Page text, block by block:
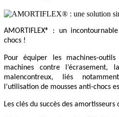
AMORTIFLEX® : un
chocs !
Pour équiper les machines-
machines contre
malencontreux, liés
l’utilisation de mousses anti-chocs
Les clés du succès des amortisseurs